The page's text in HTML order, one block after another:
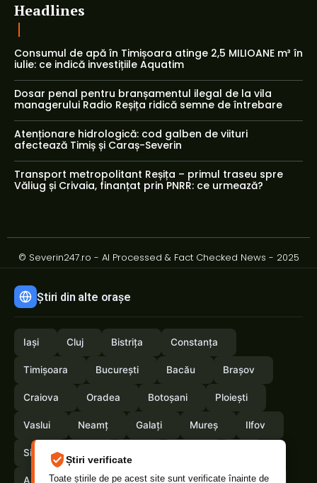
Știri verificate
Toate știrile de pe acest site sunt verificate înainte de
Headlines
Consumul de apă în Timișoara atinge 2,5 MILIOANE m³ în
iulie: ce indică investițiile Aquatim
Dosar penal pentru branșamentul ilegal de la vila
managerului Radio Reșița ridică semne de întrebare
Atenționare hidrologică: cod galben de viituri
afectează Timiș și Caraș-Severin
Transport metropolitant Reșița – primul traseu spre
Văliug și Crivaia, finanțat prin PNRR: ce urmează?
© Severin247.ro - AI Processed & Fact Checked News - 2025
Știri din alte orașe
Iași Cluj Bistrița Constanța
Timișoara București Bacău Brașov
Craiova Oradea Botoșani Ploiești
Vaslui Neamț Galați Mureș Ilfov
Sibiu
Arges Maramures Vrancea Satumare